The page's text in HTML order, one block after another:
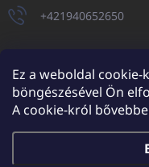
Ez a weboldal
böngészésével Ön
A cookie-król
+421940652650
UNICATO.sk